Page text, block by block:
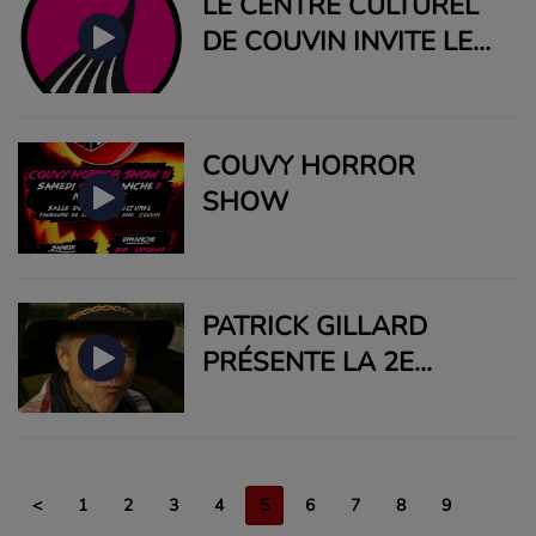
DE COUVIN INVITE LES
CONCOURS DE L'EAU
NOIRE JEUNESSE
COUVY HORROR
SHOW
PATRICK GILLARD
PRÉSENTE LA 2E
< 1 2 3 4 5 6 7 8
9